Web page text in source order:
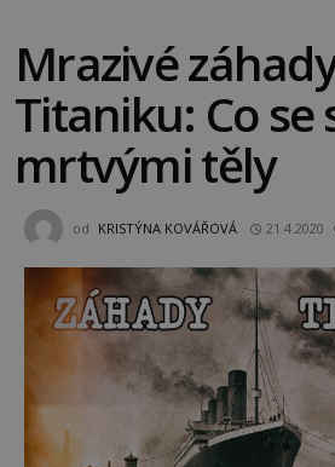
Mrazivé
Titaniku: Co se
mrtvými těly
od KRISTÝNA KOVÁŘOVÁ 21.4.2020